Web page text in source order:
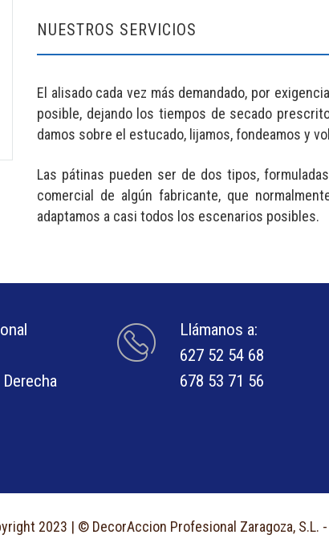
NUESTROS SERVICIOS
El alisado cada vez más demandado, por
posible, dejando los tiempos de secado
damos sobre el estucado, lijamos, fondeamos y
Las pátinas pueden ser de dos tipos,
comercial de algún fabricante, que
adaptamos a casi todos los escenarios posibles.
Llámanos a:
627 52 54 68
678 53 71 56
2023 | © DecorAccion Profesional Zaragoza, S.L.